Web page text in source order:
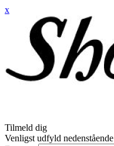
x
Tilmeld dig
Venligst udfyld nedenstående